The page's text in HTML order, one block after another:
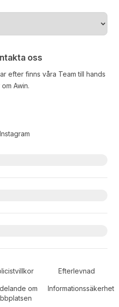
oss
efter finns våra Team till hands
Awin.
Instagram
Efterlevnad
om
Informationssäkerhet